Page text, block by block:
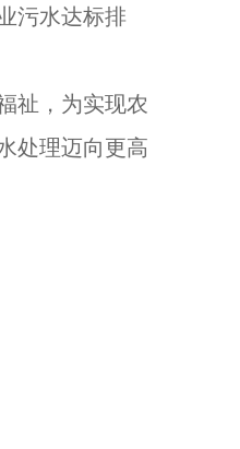
污水达标排
祉，为实现农
处理迈向更高